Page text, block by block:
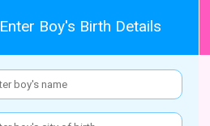
Enter Boy's Birth Details